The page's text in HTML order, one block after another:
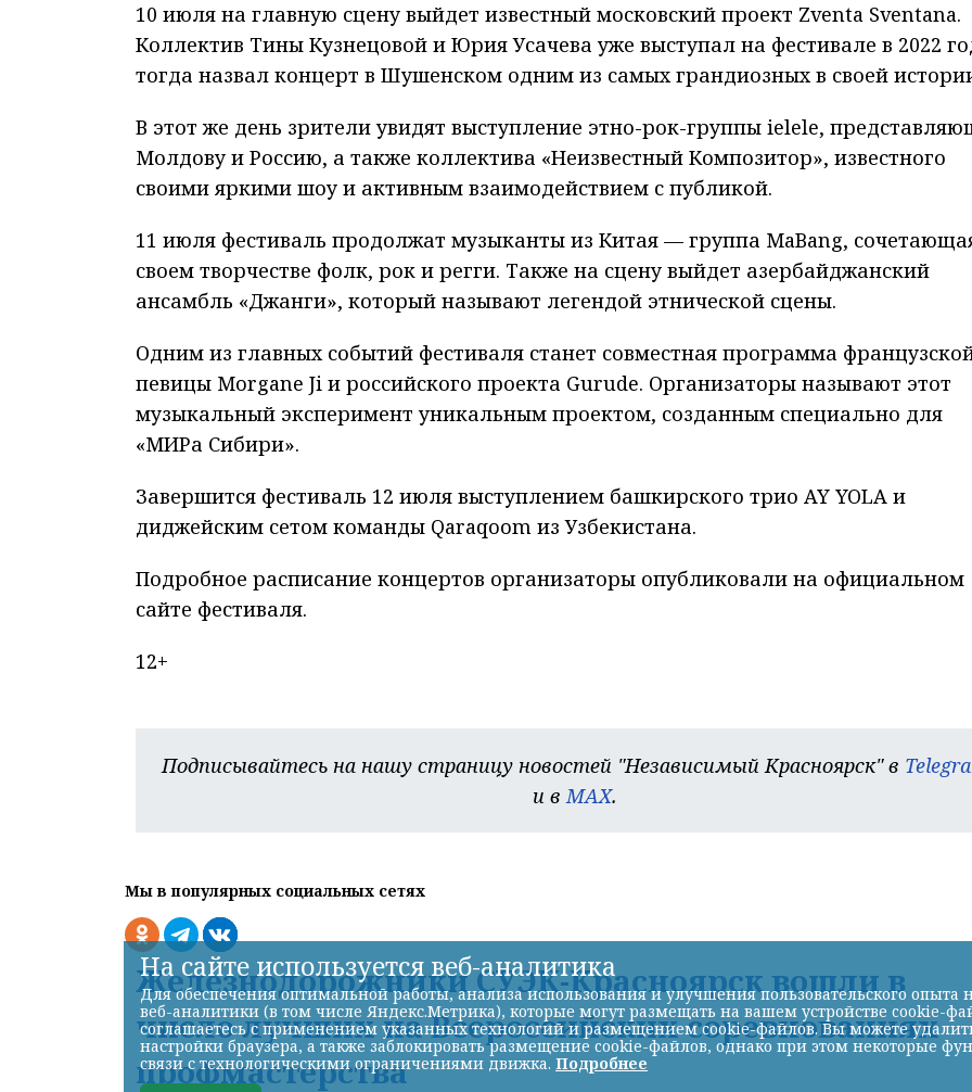
10 июля на главную сцену выйдет известный московский проект Zventa Sventana.
Коллектив Тины Кузнецовой и Юрия Усачева уже выступал на фестивале в 2022
тогда назвал концерт в Шушенском одним из самых грандиозных в своей
В этот же день зрители увидят выступление этно-рок-группы ielele,
Молдову и Россию, а также коллектива «Неизвестный Композитор», известного
своими яркими шоу и активным взаимодействием с публикой.
11 июля фестиваль продолжат музыканты из Китая — группа MaBang,
своем творчестве фолк, рок и регги. Также на сцену выйдет азербайджанский
ансамбль «Джанги», который называют легендой этнической сцены.
Одним из главных событий фестиваля станет совместная программа
певицы Morgane Ji и российского проекта Gurude. Организаторы называют этот
музыкальный эксперимент уникальным проектом, созданным специально для
«МИРа Сибири».
Завершится фестиваль 12 июля выступлением башкирского трио AY YOLA и
диджейским сетом команды Qaraqoom из Узбекистана.
Подробное расписание концертов организаторы опубликовали на официальном
сайте фестиваля.
12+
Подписывайтесь на нашу страницу новостей "Независимый Красноярск" в
и вMAX.
Мы в популярных социальных сетях
Железнодорожники СУЭК-Красноярск вошли в
число лучших на Всероссийских соревнованиях
профмастерства
На сайте используется веб-аналитика
Для обеспечения оптимальной работы, анализа использования и улучшения пользовательского опыта
веб-аналитики (в том числе Яндекс.Метрика), которые могут размещать на вашем устройстве cookie-
соглашаетесь с применением указанных технологий и размещением cookie-файлов. Вы можете
настройки браузера, а также заблокировать размещение cookie-файлов, однако при этом некоторые
связи с технологическими ограничениями движка. Подробнее